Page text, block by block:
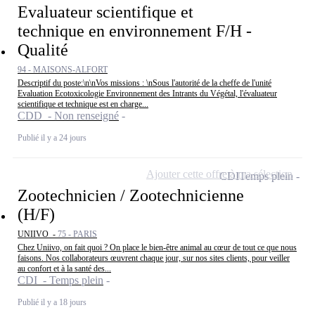
Evaluateur scientifique et
technique en environnement F/H -
Qualité
94 - MAISONS-ALFORT
Descriptif du poste:\n\nVos missions : \nSous l'autorité de la cheffe de l'unité
Evaluation Ecotoxicologie Environnement des Intrants du Végétal, l'évaluateur
scientifique et technique est en charge...
CDD - Non renseigné
Publié il y a 24 jours
Zootechnicien / Zootechnicienne
(H/F)
UNIIVO - 75 - PARIS
Chez Uniivo, on fait quoi ? On place le bien-être animal au cœur de tout ce que nous
faisons. Nos collaborateurs œuvrent chaque jour, sur nos sites clients, pour veiller
au confort et à la santé des...
CDI - Temps plein
Publié il y a 18 jours
CDITemps plein
Ajouter cette offre à ma sélection